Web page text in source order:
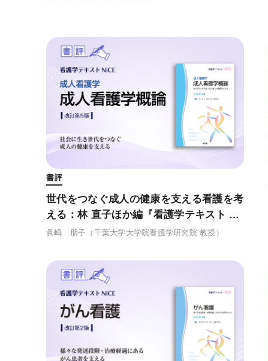
書評
世代をつなぐ成人の健康を支える看護を考
える：林 直子ほか編『看護学テキスト Ni
CE成人看護学 成人看護学概論 (改訂第5
眞嶋 朋子 （千葉大学大学院看護学研究院 教授）